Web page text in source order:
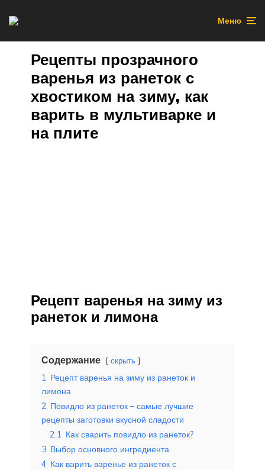
Меню
Рецепты прозрачного
варенья из ранеток с
хвостиком на зиму, как
варить в мультиварке и
на плите
Рецепт варенья на зиму из
ранеток и лимона
Содержание скрыть
1 Рецепт варенья на зиму из ранеток и
лимона
2 Повидло из ранеток – самые лучшие
рецепты заготовки вкусной сладости
2.1 Как сварить повидло из ранеток?
3 Выбор основного ингредиента
4 Как варить варенье из ранеток с